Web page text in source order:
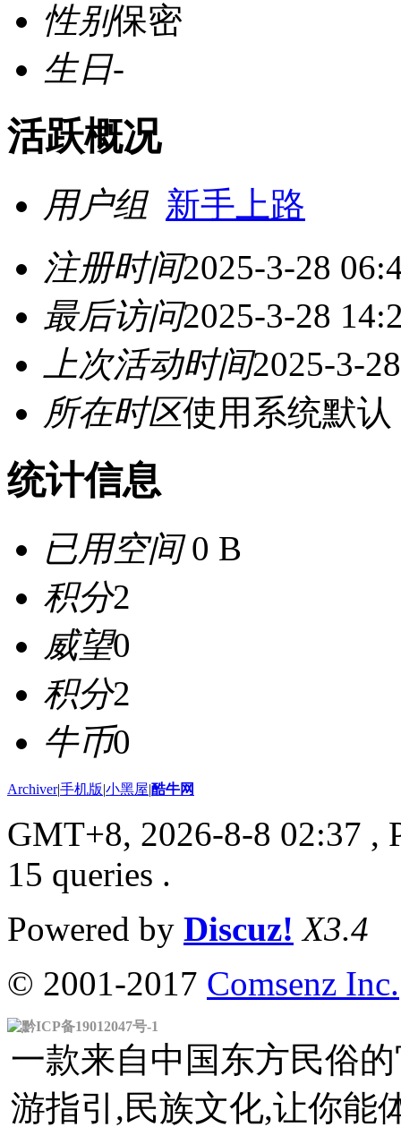
性别保密
生日-
活跃概况
用户组 新手上路
注册时间2025-3-28
最后访问2025-3-28
上次活动时间2025-3-
所在时区使用系统默认
统计信息
已用空间0 B
积分2
威望0
积分2
牛币0
Archiver|手机版|小黑屋|酷牛网
GMT+8, 2026-8-8 02:37 ,
15 queries .
Powered by Discuz! X3.4
© 2001-2017 Comsenz Inc.
黔ICP备19012047号-1
一款来自中国东方民俗
游指引,民族文化,让你能